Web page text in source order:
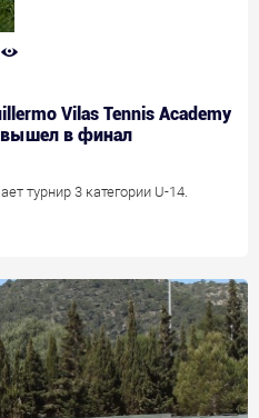
Vilas Tennis Academy
вышел в финал
турнир 3 категории U-14.